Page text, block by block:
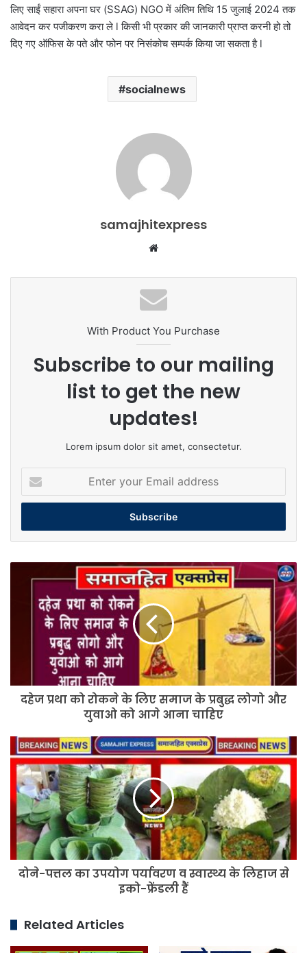
लिए साईं सहारा अपना घर (SSAG) NGO में अंतिम तिथि 15 जुलाई 2024 तक
आवेदन कर पजीकरण करा ले l किसी भी प्रकार की जानकारी प्राप्त करनी हो तो
दिए गए ऑफिस के पते और फोन पर निसंकोच सम्पर्क किया जा सकता है l
socialnews
samajhitexpress
With Product You Purchase
Subscribe to our mailing
list to get the new
updates!
Lorem ipsum dolor sit amet, consectetur.
your
Email
प्रबुद्ध
लोगो
को
आगे
आना
चाहिए
दहेज प्रथा को रोकने के लिए समाज के प्रबुद्ध लोगो और
युवाओ को आगे आना चाहिए
दोने-
पत्तल
का
उपयोग
पर्यावरण
स्वास्थ्य
लिहाज
दोने-पत्तल का उपयोग पर्यावरण व स्वास्थ्य के लिहाज से
इको-फ्रेंडली हैं
Related Articles